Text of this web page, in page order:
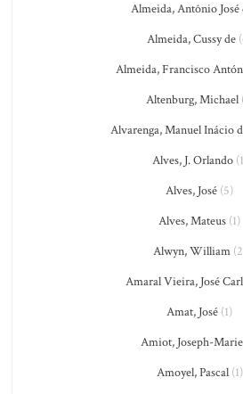
Almeida, Antônio José
Almeida, Cussy de
Almeida, Francisco
Altenburg, Michael
Alvarenga, Manuel Inácio
Alves, J. Orlando
Alves, José (5)
Alves, Mateus (1)
Alwyn, William
Amaral Vieira, José
Amat, José (1)
Amiot, Joseph-Marie
Amoyel, Pascal(1)